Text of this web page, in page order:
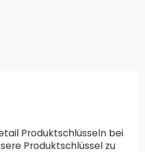
Produktschlüsseln bei
Produktschlüssel zu